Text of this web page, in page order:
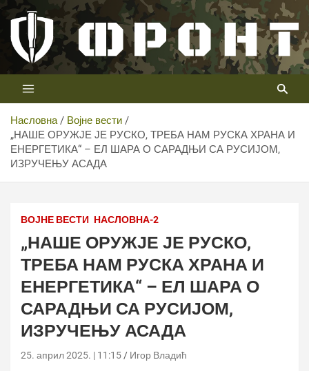
Скип
цонтент
Телевизија ФРОНТ
Први војни канал у Србији
Насловна
Војне вести
„НАШЕ ОРУЖЈЕ ЈЕ РУСКО, ТРЕБА НАМ РУСКА ХРАНА И
ЕНЕРГЕТИКА“ – ЕЛ ШАРА О САРАДЊИ СА РУСИЈОМ,
ИЗРУЧЕЊУ АСАДА
ВОЈНЕ ВЕСТИ НАСЛОВНА-2
„НАШЕ ОРУЖЈЕ ЈЕ РУСКО,
ТРЕБА НАМ РУСКА ХРАНА И
ЕНЕРГЕТИКА“ – ЕЛ ШАРА О
САРАДЊИ СА РУСИЈОМ,
ИЗРУЧЕЊУ АСАДА
25. април 2025. | 11:15 Игор Владић